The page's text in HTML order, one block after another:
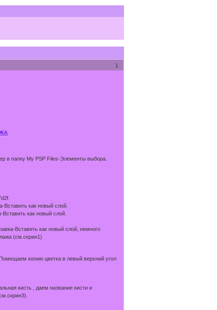
1
в папку My PSP Files-Элементы выбора.
как новый слой.
как новый слой.
Вставить как новый слой, немного
(см.скрин1)
копию цветка в левый верхний угол
кисть , даем название кисти и